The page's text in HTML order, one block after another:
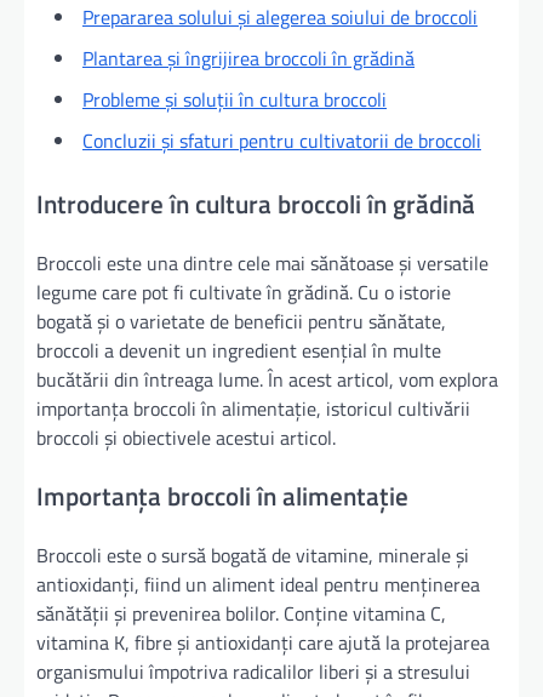
Prepararea solului și alegerea soiului de broccoli
Plantarea și îngrijirea broccoli în grădină
Probleme și soluții în cultura broccoli
Concluzii și sfaturi pentru cultivatorii de broccoli
Introducere în cultura broccoli în grădină
Broccoli este una dintre cele mai sănătoase și versatile
legume care pot fi cultivate în grădină. Cu o istorie
bogată și o varietate de beneficii pentru sănătate,
broccoli a devenit un ingredient esențial în multe
bucătării din întreaga lume. În acest articol, vom explora
importanța broccoli în alimentație, istoricul cultivării
broccoli și obiectivele acestui articol.
Importanța broccoli în alimentație
Broccoli este o sursă bogată de vitamine, minerale și
antioxidanți, fiind un aliment ideal pentru menținerea
sănătății și prevenirea bolilor. Conține vitamina C,
vitamina K, fibre și antioxidanți care ajută la protejarea
organismului împotriva radicalilor liberi și a stresului